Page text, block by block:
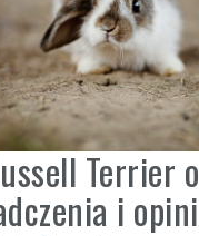
Terrier
i